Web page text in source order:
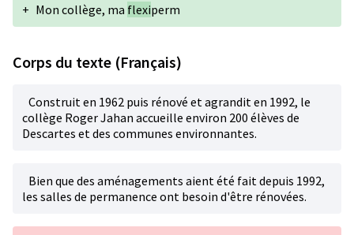
+ Mon collège, ma flexiperm
Corps du texte (Français)
Construit en 1962 puis rénové et agrandit en 1992, le
collège Roger Jahan accueille environ 200 élèves de
Descartes et des communes environnantes.
Bien que des aménagements aient été fait depuis 1992,
les salles de permanence ont besoin d'être rénovées.